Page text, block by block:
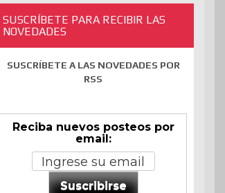
SUSCRÍBETE PARA RECIBIR LAS
NOVEDADES
SUSCRÍBETE A LAS NOVEDADES POR
RSS
Reciba nuevos posteos por
email:
Suscribirse